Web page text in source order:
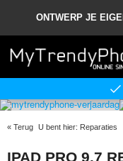
ONTWERP JE
« Terug U bent hier: Reparaties
IPAD PRO 9.7